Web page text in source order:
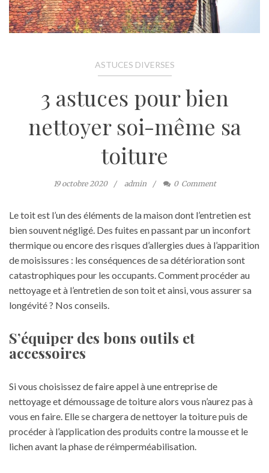
ASTUCES DIVERSES
3 astuces pour bien
nettoyer soi-même sa
toiture
19 octobre 2020 admin 0 Comment
Le toit est l’un des éléments de la maison dont l’entretien est
bien souvent négligé. Des fuites en passant par un inconfort
thermique ou encore des risques d’allergies dues à l’apparition
de moisissures : les conséquences de sa détérioration sont
catastrophiques pour les occupants. Comment procéder au
nettoyage et à l’entretien de son toit et ainsi, vous assurer sa
longévité ? Nos conseils.
S’équiper des bons outils et
accessoires
Si vous choisissez de faire appel à uneentreprise de
nettoyage et démoussage de toiturealors vous n’aurez pas à
vous en faire. Elle se chargera de nettoyer la toiture puis de
procéder à l’application des produits contre la mousse et le
lichen avant la phase de réimperméabilisation.